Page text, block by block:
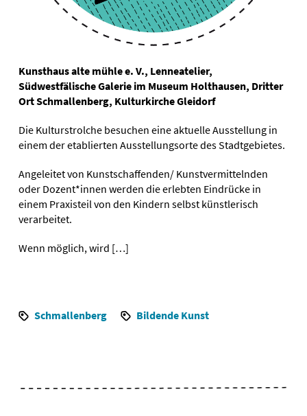
Kunsthaus alte mühle e. V., Lenneatelier,
Südwestfälische Galerie im Museum Holthausen, Dritter
Ort Schmallenberg, Kulturkirche Gleidorf
Die Kulturstrolche besuchen eine aktuelle Ausstellung in
einem der etablierten Ausstellungsorte des Stadtgebietes.
Angeleitet von Kunstschaffenden/ Kunstvermittelnden
oder Dozent*innen werden die erlebten Eindrücke in
einem Praxisteil von den Kindern selbst künstlerisch
verarbeitet.
Wenn möglich, wird […]
Schmallenberg Bildende Kunst